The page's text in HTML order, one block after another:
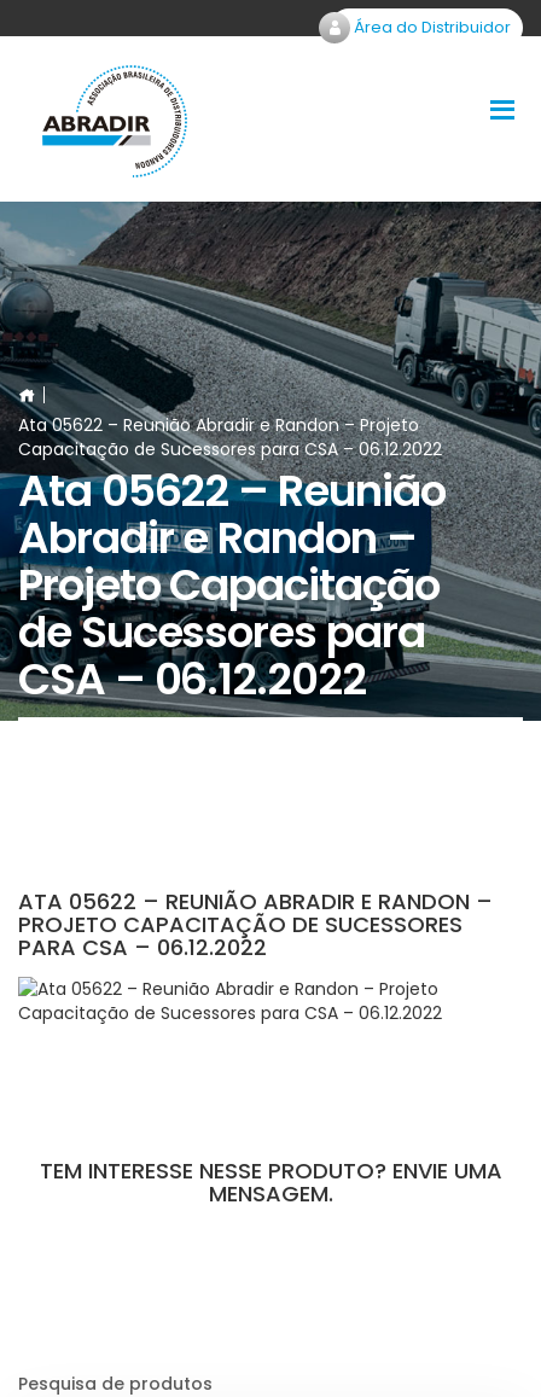
Área do Distribuidor
Ata 05622 – Reunião Abradir e Randon – Projeto
Capacitação de Sucessores para CSA – 06.12.2022
Ata 05622 – Reunião
Abradir e Randon –
Projeto Capacitação
de Sucessores para
CSA – 06.12.2022
ATA 05622 – REUNIÃO ABRADIR E RANDON –
PROJETO CAPACITAÇÃO DE SUCESSORES
PARA CSA – 06.12.2022
TEM INTERESSE NESSE PRODUTO? ENVIE UMA
MENSAGEM.
Pesquisa de produtos